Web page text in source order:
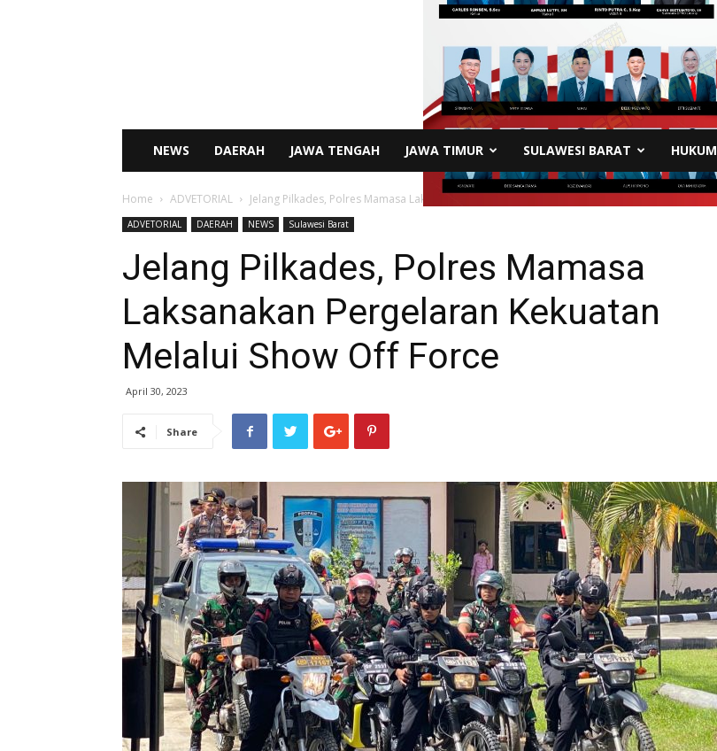
NEWS DAERAH JAWA TENGAH JAWA TIMUR SULAWESI BARAT HUKUM
Home ADVETORIAL Jelang Pilkades, Polres Mamasa Laksanakan Pergelaran Kekuatan Melalui Show Off Force
ADVETORIAL DAERAH NEWS Sulawesi Barat
Jelang Pilkades, Polres Mamasa
Laksanakan Pergelaran Kekuatan
Melalui Show Off Force
April 30, 2023
Share